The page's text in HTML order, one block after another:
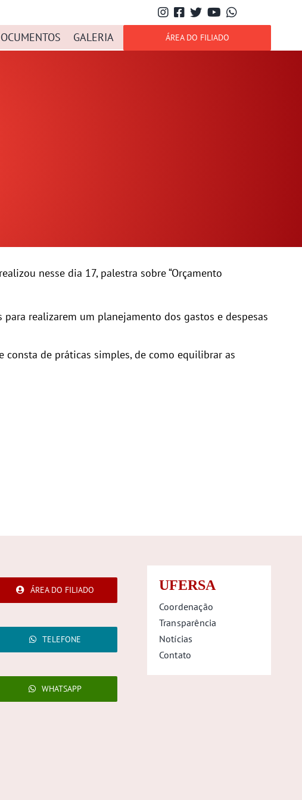
GALERIA ÁREA DO FILIADO
nesse dia 17, palestra sobre “Orçamento
realizarem um planejamento dos gastos e despesas
consta de práticas simples, de como equilibrar as
ÁREA DO FILIADO
TELEFONE
WHATSAPP
UFERSA
Coordenação
Transparência
Notícias
Contato